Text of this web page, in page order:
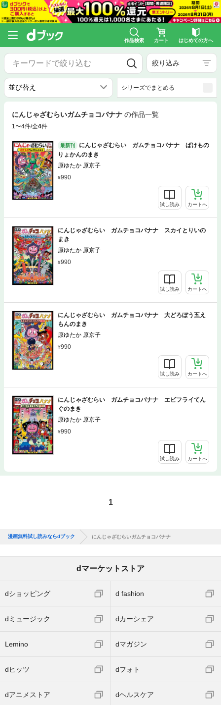
作品検索 カート はじめての方へ
絞り込み
シリーズでまとめる
にんじゃざむらいガムチョコバナナ の作品一覧
1〜4件/全4件
最新刊
にんじゃざむらい ガムチョコバナナ ばけもの
りょかんのまき
原ゆたか 原京子
990
試し読み カートへ
にんじゃざむらい ガムチョコバナナ スカイとりいの
まき
原ゆたか 原京子
990
試し読み カートへ
にんじゃざむらい ガムチョコバナナ 大どろぼう五え
もんのまき
原ゆたか 原京子
990
試し読み カートへ
にんじゃざむらい ガムチョコバナナ エビフライてん
ぐのまき
原ゆたか 原京子
990
試し読み カートへ
1
漫画無料試し読みならdブック にんじゃざむらいガムチョコバナナ
dマーケットストア
dショッピング d fashion
dミュージック dカーシェア
Lemino dマガジン
dヒッツ dフォト
dアニメストア dヘルスケア